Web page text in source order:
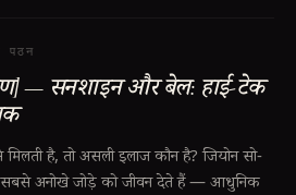
पठन
— सनशाइन और बेल: हाई-टेक
है, तो असली इलाज कौन है? जियोन सो-
अनोखे जोड़े को जीवन देते हैं — आधुनिक